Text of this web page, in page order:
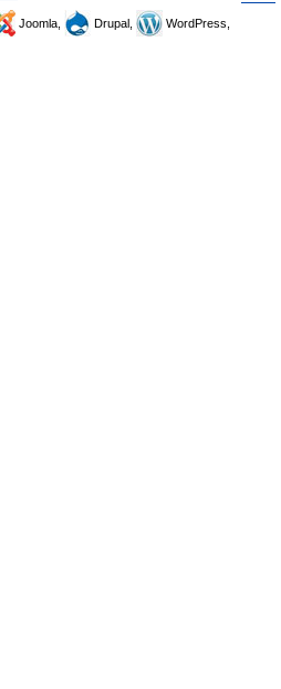
Joomla, Drupal,
WordPress,